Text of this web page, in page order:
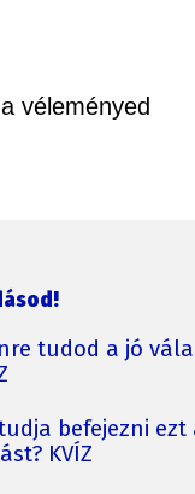
véleményed
tudod a jó
befejezni ezt
KVÍZ